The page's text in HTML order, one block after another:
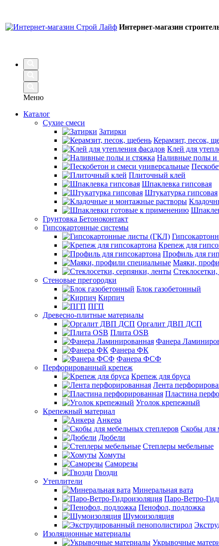
Интернет-магазин
Меню
Каталог
Сухие смеси
Затирки
Керамзит, песок,
Клей для
Наливные полы и
Плиточный клей
Шпаклевка гипсовая
Штукатурка гипсовая
Грунтовка Бетоноконтакт
Гипсокартонные системы
Крепеж для
Профиль для
Маяки,
Стеновые прегородки
Блок газобетонный
Кирпич
ПГП
Древесно-плитные материалы
Оргалит ДВП ДСП
Плита OSB
Фанера
Фанера ФК
Фанера ФСФ
Перфорированный крепеж
Крепеж для бруса
Лента
Пластина
Уголок крепежный
Крепежный материал
Анкера
Скобы для
Дюбели
Степлеры мебельные
Хомуты
Саморезы
Гвозди
Утеплители
Минеральная вата
Паро-Ветро-
Пенофол, подложка
Шумоизоляция
Изоляционные материалы
Укрывочные